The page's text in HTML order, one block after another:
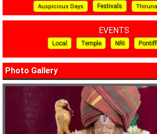
Auspicious Days Festivals
EVENTS
Local Temple NRI
Photo Gallery